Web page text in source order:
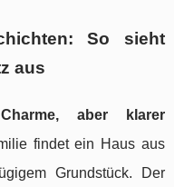
So sieht
aus
aber klarer
findet ein Haus aus
Grundstück. Der